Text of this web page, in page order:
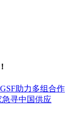
助力多组合作
寻中国供应